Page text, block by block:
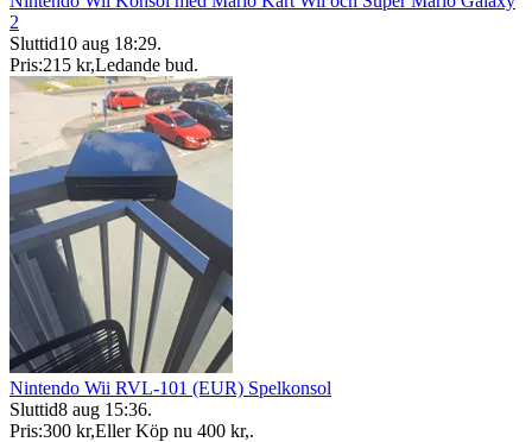
2
Sluttid10 aug 18:29.
Pris:215 kr,Ledande bud.
Nintendo Wii RVL-101 (EUR) Spelkonsol
Sluttid8 aug 15:36.
Pris:300 kr,Eller Köp nu 400 kr,.